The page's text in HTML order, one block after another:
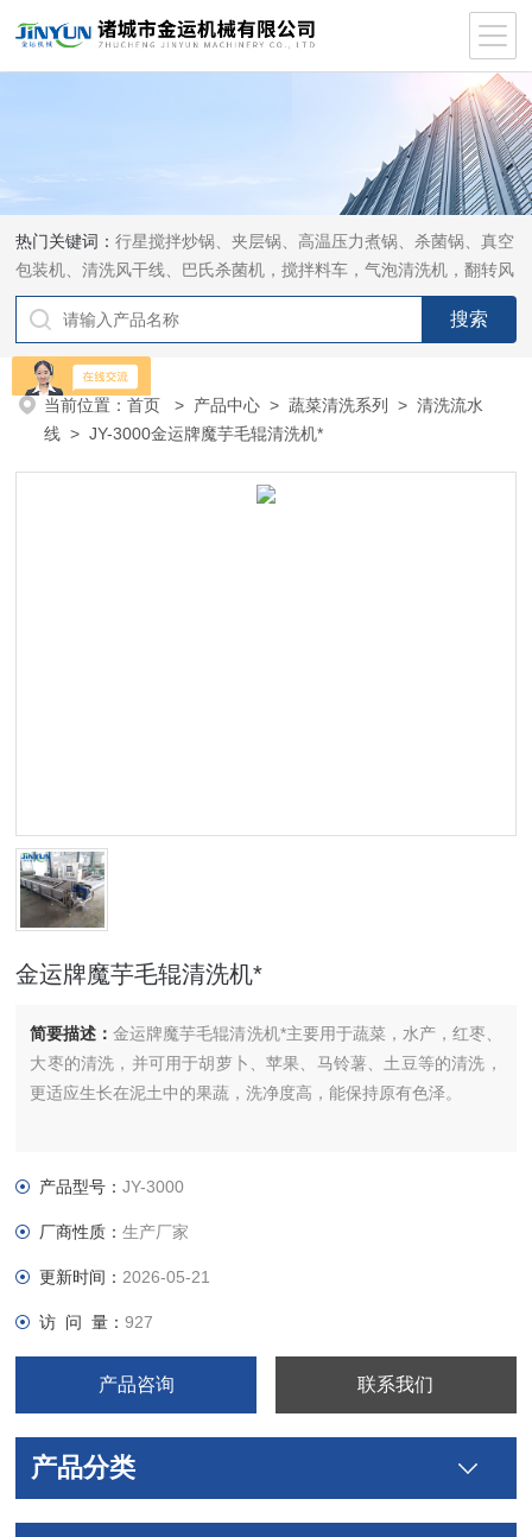
热门关键词：行星搅拌炒锅、夹层锅、高温压力煮锅、杀菌锅、真空
包装机、清洗风干线、巴氏杀菌机，搅拌料车，气泡清洗机，翻转风
干机
当前位置：首页 > 产品中心 >蔬菜清洗系列 >清洗流水
线 > JY-3000金运牌魔芋毛辊清洗机*
金运牌魔芋毛辊清洗机*
简要描述：金运牌魔芋毛辊清洗机*主要用于蔬菜，水产，红枣、
大枣的清洗，并可用于胡萝卜、苹果、马铃薯、土豆等的清洗，
更适应生长在泥土中的果蔬，洗净度高，能保持原有色泽。
产品型号：JY-3000
厂商性质：生产厂家
更新时间： 2026-05-21
访 问 量：927
产品咨询 联系我们
产品分类